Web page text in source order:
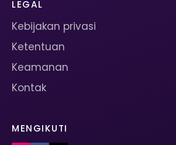
LEGAL
Kebijakan privasi
Ketentuan
Keamanan
Kontak
MENGIKUTI